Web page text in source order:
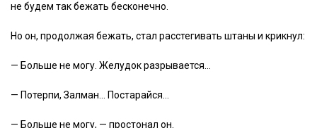
не будем так бежать бесконечно.
Но он, продолжая бежать, стал расстегивать штаны и крикнул:
— Больше не могу. Желудок разрывается…
— Потерпи, Залман… Постарайся…
— Больше не могу, — простонал он.